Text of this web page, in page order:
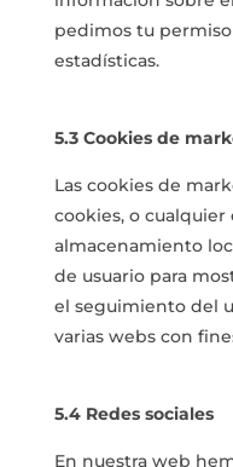
pedimos tu
estadísticas.
5.3 Cookies de
Las cookies de
cookies, o cualquier
almacenamiento
de usuario para
el seguimiento del
varias webs con
5.4 Redes sociales
En nuestra web